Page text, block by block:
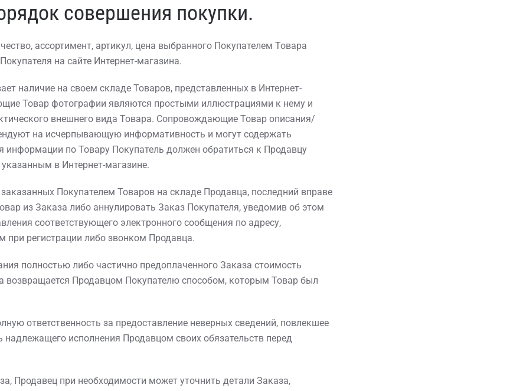
совершения покупки.
ассортимент, артикул, цена выбранного Покупателем Товара
на сайте Интернет-магазина.
наличие на своем складе Товаров, представленных в Интернет-
Товар фотографии являются простыми иллюстрациями к нему и
внешнего вида Товара. Сопровождающие Товар описания/
на исчерпывающую информативность и могут содержать
информации по Товару Покупатель должен обратиться к Продавцу
в Интернет-магазине.
заказанных Покупателем Товаров на складе Продавца, последний вправе
из Заказа либо аннулировать Заказ Покупателя, уведомив об этом
соответствующего электронного сообщения по адресу,
при регистрации либо звонком Продавца.
полностью либо частично предоплаченного Заказа стоимость
возвращается Продавцом Покупателю способом, которым Товар был
ответственность за предоставление неверных сведений, повлекшее
надлежащего исполнения Продавцом своих обязательств перед
Продавец при необходимости может уточнить детали Заказа,